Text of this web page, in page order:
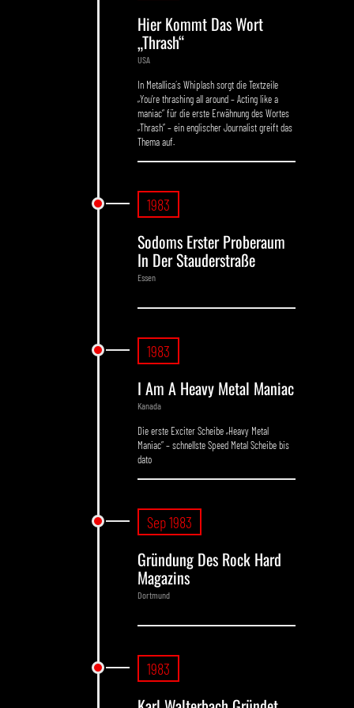
Hier Kommt Das Wort
„Thrash“
USA
In Metallica´s Whiplash sorgt die Textzeile
„You’re thrashing all around – Acting like a
maniac“ für die erste Erwähnung des Wortes
„Thrash“ – ein englischer Journalist greift das
Thema auf.
1983
Sodoms Erster Proberaum
In Der Stauderstraße
Essen
1983
I Am A Heavy Metal Maniac
Kanada
Die erste Exciter Scheibe „Heavy Metal
Maniac“ – schnellste Speed Metal Scheibe bis
dato
Sep 1983
Gründung Des Rock Hard
Magazins
Dortmund
1983